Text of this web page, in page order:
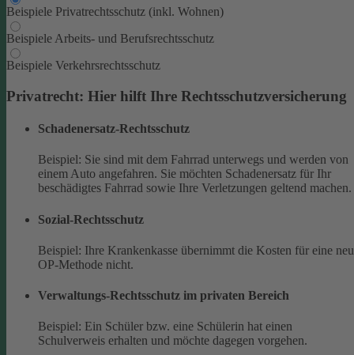
Beispiele Privatrechtsschutz (inkl. Wohnen)
Beispiele Arbeits- und Berufsrechtsschutz
Beispiele Verkehrsrechtsschutz
Privatrecht: Hier hilft Ihre Rechtsschutzversicherung
Schadenersatz-Rechtsschutz
Beispiel: Sie sind mit dem Fahrrad unterwegs und werden von
einem Auto angefahren. Sie möchten Schadenersatz für Ihr
beschädigtes Fahrrad sowie Ihre Verletzungen geltend machen.
Sozial-Rechtsschutz
Beispiel: Ihre Krankenkasse übernimmt die Kosten für eine
OP-Methode nicht.
Verwaltungs-Rechtsschutz im privaten Bereich
Beispiel: Ein Schüler bzw. eine Schülerin hat einen
Schulverweis erhalten und möchte dagegen vorgehen.